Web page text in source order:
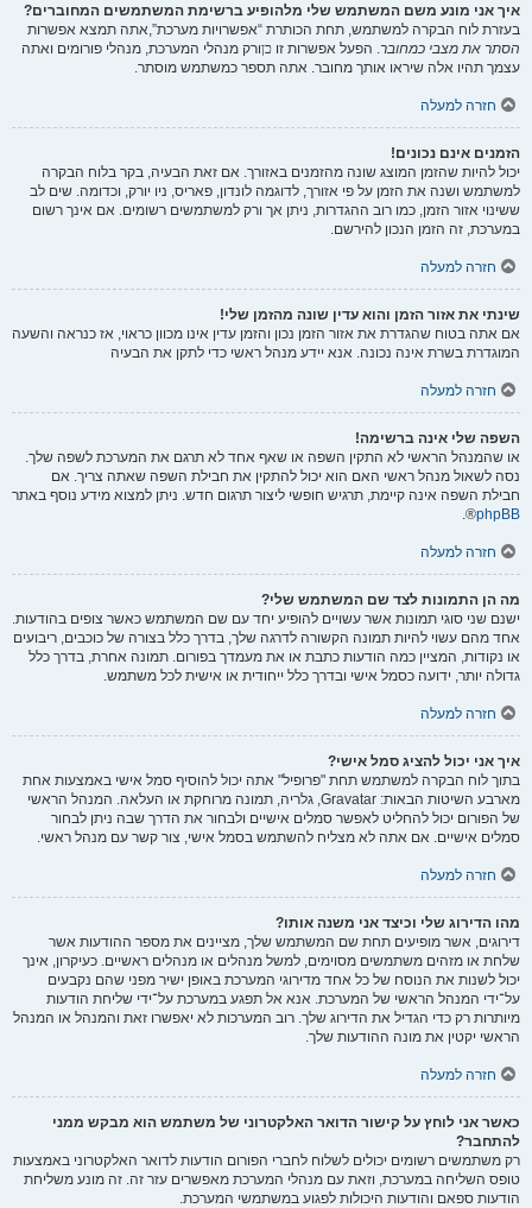
איך אני מונע משם המשתמש שלי מלהופיע ברשימת המשתמשים המחוברים?
בעזרת לוח הבקרה למשתמש, תחת הכותרת “אפשרויות מערכת”,אתה תמצא אפשרות
הסתר את מצבי כמחובר. הפעל אפשרות זו כןורק מנהלי המערכת, מנהלי פורומים ואתה
עצמך תהיו אלה שיראו אותך מחובר. אתה תספר כמשתמש מוסתר.
חזרה למעלה
הזמנים אינם נכונים!
יכול להיות שהזמן המוצג שונה מהזמנים באזורך. אם זאת הבעיה, בקר בלוח הבקרה
למשתמש ושנה את הזמן על פי אזורך, לדוגמה לונדון, פאריס, ניו יורק, וכדומה. שים לב
ששינוי אזור הזמן, כמו רוב ההגדרות, ניתן אך ורק למשתמשים רשומים. אם אינך רשום
במערכת, זה הזמן הנכון להירשם.
חזרה למעלה
שינתי את אזור הזמן והוא עדין שונה מהזמן שלי!
אם אתה בטוח שהגדרת את אזור הזמן נכון והזמן עדין אינו מכוון כראוי, אז כנראה והשעה
המוגדרת בשרת אינה נכונה. אנא יידע מנהל ראשי כדי לתקן את הבעיה
חזרה למעלה
השפה שלי אינה ברשימה!
או שהמנהל הראשי לא התקין השפה או שאף אחד לא תרגם את המערכת לשפה שלך.
נסה לשאול מנהל ראשי האם הוא יכול להתקין את חבילת השפה שאתה צריך. אם
חבילת השפה אינה קיימת, תרגיש חופשי ליצור תרגום חדש. ניתן למצוא מידע נוסף באתר
phpBB
®.
חזרה למעלה
מה הן התמונות לצד שם המשתמש שלי?
ישנם שני סוגי תמונות אשר עשויים להופיע יחד עם שם המשתמש כאשר צופים בהודעות.
אחד מהם עשוי להיות תמונה הקשורה לדרגה שלך, בדרך כלל בצורה של כוכבים, ריבועים
או נקודות, המציין כמה הודעות כתבת או את מעמדך בפורום. תמונה אחרת, בדרך כלל
גדולה יותר, ידועה כסמל אישי ובדרך כלל ייחודית או אישית לכל משתמש.
חזרה למעלה
איך אני יכול להציג סמל אישי?
בתוך לוח הבקרה למשתמש תחת "פרופיל" אתה יכול להוסיף סמל אישי באמצעות אחת
מארבע השיטות הבאות: Gravatar, גלריה, תמונה מרוחקת או העלאה. המנהל הראשי
של הפורום יכול להחליט לאפשר סמלים אישיים ולבחור את הדרך שבה ניתן לבחור
סמלים אישיים. אם אתה לא מצליח להשתמש בסמל אישי, צור קשר עם מנהל ראשי.
חזרה למעלה
מהו הדירוג שלי וכיצד אני משנה אותו?
דירוגים, אשר מופיעים תחת שם המשתמש שלך, מציינים את מספר ההודעות אשר
שלחת או מזהים משתמשים מסוימים, למשל מנהלים או מנהלים ראשיים. כעיקרון, אינך
יכול לשנות את הנוסח של כל אחד מדירוגי המערכת באופן ישיר מפני שהם נקבעים
על־ידי המנהל הראשי של המערכת. אנא אל תפגע במערכת על־ידי שליחת הודעות
מיותרות רק כדי הגדיל את הדירוג שלך. רוב המערכות לא יאפשרו זאת והמנהל או המנהל
הראשי יקטין את מונה ההודעות שלך.
חזרה למעלה
כאשר אני לוחץ על קישור הדואר האלקטרוני של משתמש הוא מבקש ממני
להתחבר?
רק משתמשים רשומים יכולים לשלוח לחברי הפורום הודעות לדואר האלקטרוני באמצעות
טופס השליחה במערכת, וזאת עם מנהלי המערכת מאפשרים עזר זה. זה מונע משליחת
הודעות ספאם והודעות היכולות לפגוע במשתמשי המערכת.